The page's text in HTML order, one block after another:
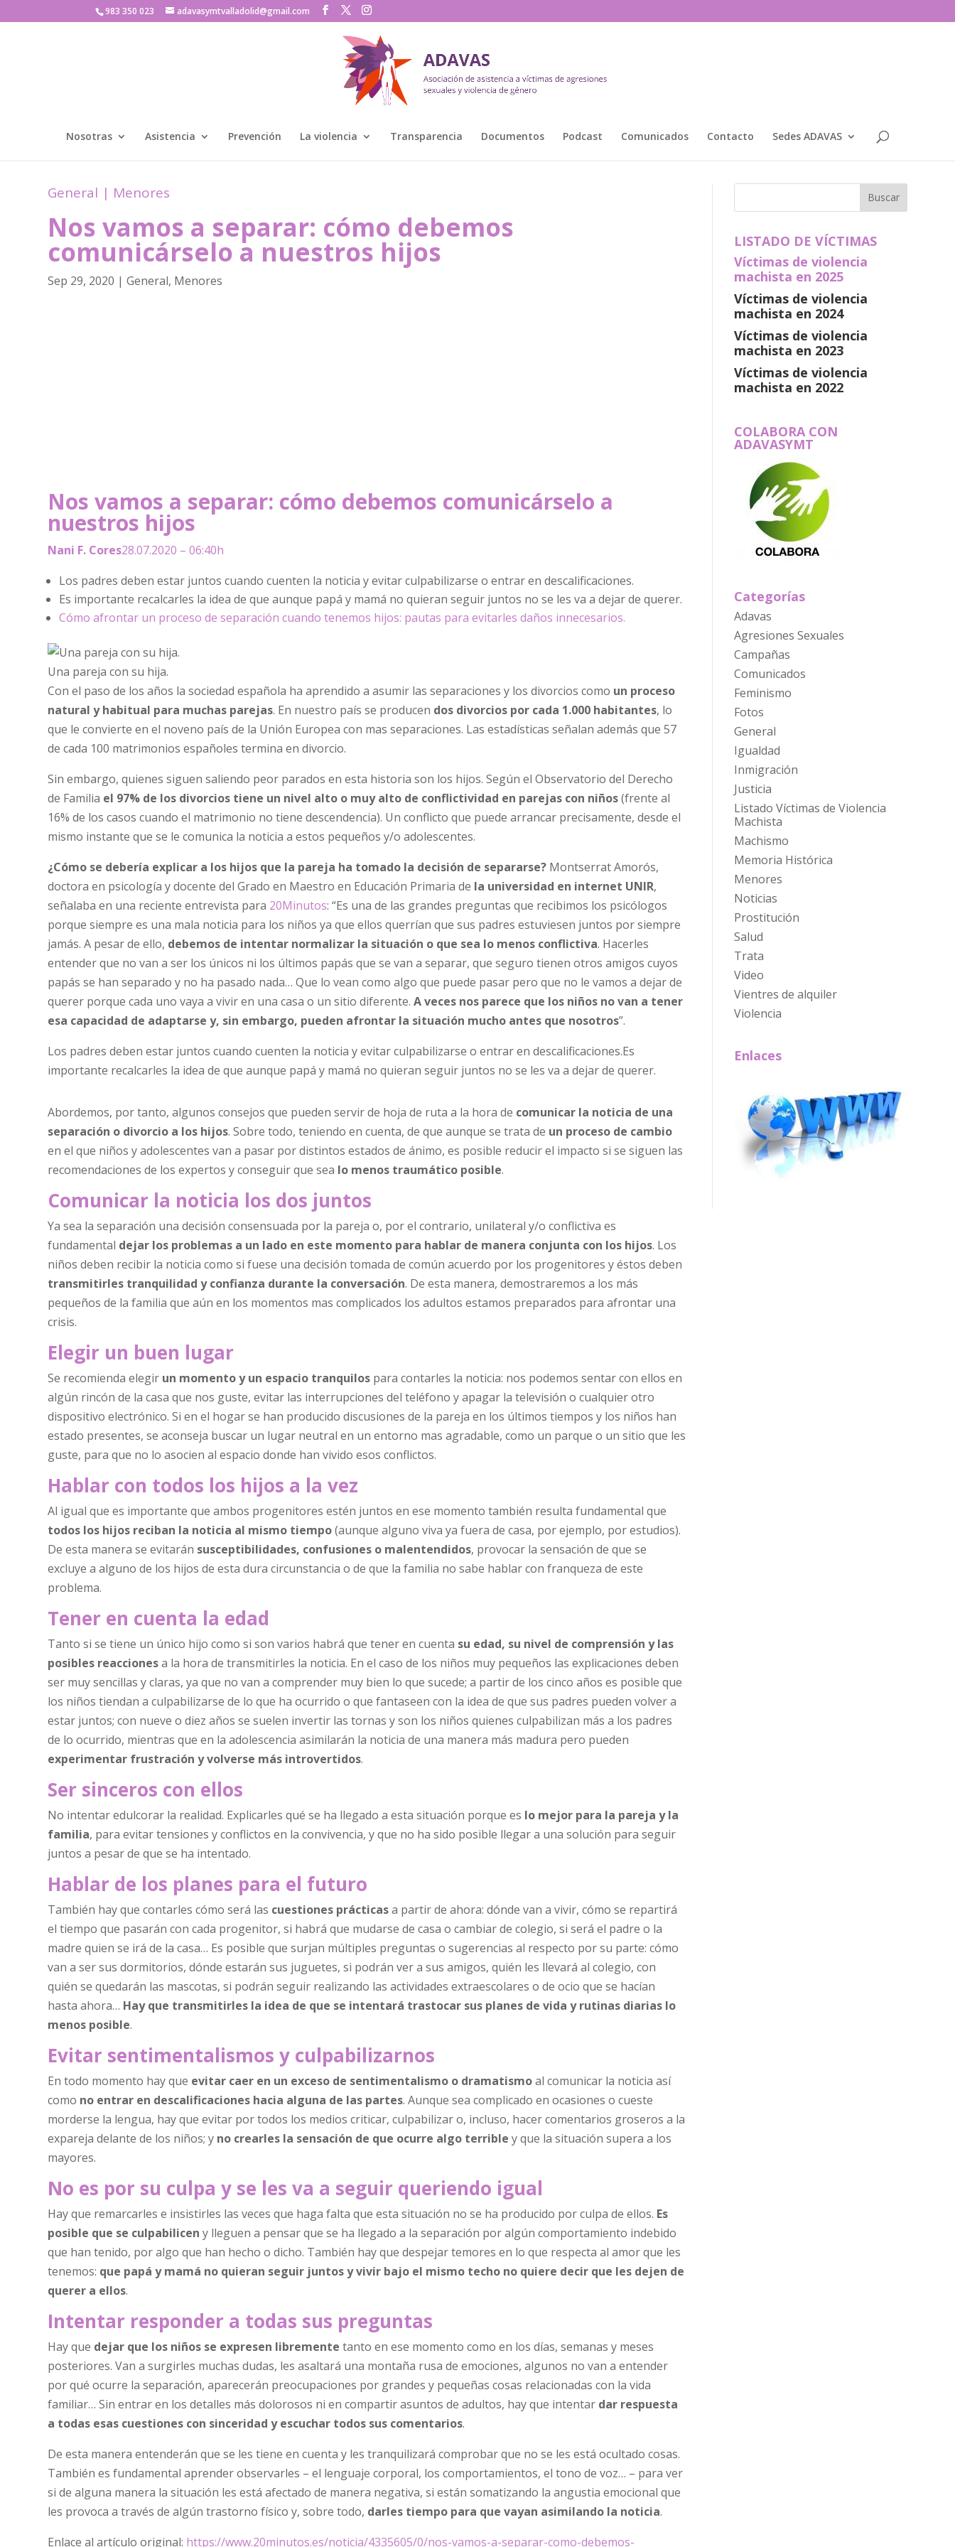
983 350 023 adavasymtvalladolid@gmail.com
Nosotras Asistencia Prevención La violencia Transparencia Documentos Podcast Comunicados Contacto Sedes ADAVAS
General | Menores
Nos vamos a separar: cómo debemos
comunicárselo a nuestros hijos
Sep 29, 2020 |General, Menores
Nos vamos a separar: cómo debemos comunicárselo a
nuestros hijos
Nani F. Cores28.07.2020 – 06:40h
Los padres deben estar juntos cuando cuenten la noticia y evitar culpabilizarse o entrar en descalificaciones.
Es importante recalcarles la idea de que aunque papá y mamá no quieran seguir juntos no se les va a dejar de querer.
Cómo afrontar un proceso de separación cuando tenemos hijos: pautas para evitarles daños innecesarios.
Una pareja con su hija.
Con el paso de los años la sociedad española ha aprendido a asumir las separaciones y los divorcios como un proceso
natural y habitual para muchas parejas. En nuestro país se producen dos divorcios por cada 1.000 habitantes, lo
que le convierte en el noveno país de la Unión Europea con mas separaciones. Las estadísticas señalan además que 57
de cada 100 matrimonios españoles termina en divorcio.
Sin embargo, quienes siguen saliendo peor parados en esta historia son los hijos. Según el Observatorio del Derecho
de Familia el 97% de los divorcios tiene un nivel alto o muy alto de conflictividad en parejas con niños(frente al
16% de los casos cuando el matrimonio no tiene descendencia). Un conflicto que puede arrancar precisamente, desde el
mismo instante que se le comunica la noticia a estos pequeños y/o adolescentes.
¿Cómo se debería explicar a los hijos que la pareja ha tomado la decisión de separarse? Montserrat Amorós,
doctora en psicología y docente del Grado en Maestro en Educación Primaria de la universidad en internet UNIR,
señalaba en una reciente entrevista para 20Minutos: “Es una de las grandes preguntas que recibimos los psicólogos
porque siempre es una mala noticia para los niños ya que ellos querrían que sus padres estuviesen juntos por siempre
jamás. A pesar de ello, debemos de intentar normalizar la situación o que sea lo menos conflictiva. Hacerles
entender que no van a ser los únicos ni los últimos papás que se van a separar, que seguro tienen otros amigos cuyos
papás se han separado y no ha pasado nada… Que lo vean como algo que puede pasar pero que no le vamos a dejar de
querer porque cada uno vaya a vivir en una casa o un sitio diferente.A veces nos parece que los niños no van a tener
esa capacidad de adaptarse y, sin embargo, pueden afrontar la situación mucho antes que nosotros”.
Los padres deben estar juntos cuando cuenten la noticia y evitar culpabilizarse o entrar en descalificaciones.Es
importante recalcarles la idea de que aunque papá y mamá no quieran seguir juntos no se les va a dejar de querer.
Abordemos, por tanto, algunos consejos que pueden servir de hoja de ruta a la hora de comunicar la noticia de una
separación o divorcio a los hijos. Sobre todo, teniendo en cuenta, de que aunque se trata de un proceso de cambio
en el que niños y adolescentes van a pasar por distintos estados de ánimo, es posible reducir el impacto si se siguen las
recomendaciones de los expertos y conseguir que sea lo menos traumático posible.
Comunicar la noticia los dos juntos
Ya sea la separación una decisión consensuada por la pareja o, por el contrario, unilateral y/o conflictiva es
fundamental dejar los problemas a un lado en este momento para hablar de manera conjunta con los hijos. Los
niños deben recibir la noticia como si fuese una decisión tomada de común acuerdo por los progenitores y éstos deben
transmitirles tranquilidad y confianza durante la conversación. De esta manera, demostraremos a los más
pequeños de la familia que aún en los momentos mas complicados los adultos estamos preparados para afrontar una
crisis.
Elegir un buen lugar
Se recomienda elegir un momento y un espacio tranquilos para contarles la noticia: nos podemos sentar con ellos en
algún rincón de la casa que nos guste, evitar las interrupciones del teléfono y apagar la televisión o cualquier otro
dispositivo electrónico. Si en el hogar se han producido discusiones de la pareja en los últimos tiempos y los niños han
estado presentes, se aconseja buscar un lugar neutral en un entorno mas agradable, como un parque o un sitio que les
guste, para que no lo asocien al espacio donde han vivido esos conflictos.
Hablar con todos los hijos a la vez
Al igual que es importante que ambos progenitores estén juntos en ese momento también resulta fundamental que
todos los hijos reciban la noticia al mismo tiempo(aunque alguno viva ya fuera de casa, por ejemplo, por estudios).
De esta manera se evitarán susceptibilidades, confusiones o malentendidos, provocar la sensación de que se
excluye a alguno de los hijos de esta dura circunstancia o de que la familia no sabe hablar con franqueza de este
problema.
Tener en cuenta la edad
Tanto si se tiene un único hijo como si son varios habrá que tener en cuenta su edad, su nivel de comprensión y las
posibles reaccionesa la hora de transmitirles la noticia. En el caso de los niños muy pequeños las explicaciones deben
ser muy sencillas y claras, ya que no van a comprender muy bien lo que sucede; a partir de los cinco años es posible que
los niños tiendan a culpabilizarse de lo que ha ocurrido o que fantaseen con la idea de que sus padres pueden volver a
estar juntos; con nueve o diez años se suelen invertir las tornas y son los niños quienes culpabilizan más a los padres
de lo ocurrido, mientras que en la adolescencia asimilarán la noticia de una manera más madura pero pueden
experimentar frustración y volverse más introvertidos.
Ser sinceros con ellos
No intentar edulcorar la realidad. Explicarles qué se ha llegado a esta situación porque es lo mejor para la pareja y la
familia, para evitar tensiones y conflictos en la convivencia, y que no ha sido posible llegar a una solución para seguir
juntos a pesar de que se ha intentado.
Hablar de los planes para el futuro
También hay que contarles cómo será las cuestiones prácticasa partir de ahora: dónde van a vivir, cómo se repartirá
el tiempo que pasarán con cada progenitor, si habrá que mudarse de casa o cambiar de colegio, si será el padre o la
madre quien se irá de la casa… Es posible que surjan múltiples preguntas o sugerencias al respecto por su parte: cómo
van a ser sus dormitorios, dónde estarán sus juguetes, si podrán ver a sus amigos, quién les llevará al colegio, con
quién se quedarán las mascotas, si podrán seguir realizando las actividades extraescolares o de ocio que se hacían
hasta ahora… Hay que transmitirles la idea de que se intentará trastocar sus planes de vida y rutinas diarias lo
menos posible.
Evitar sentimentalismos y culpabilizarnos
En todo momento hay que evitar caer en un exceso de sentimentalismo o dramatismoal comunicar la noticia así
como no entrar en descalificaciones hacia alguna de las partes. Aunque sea complicado en ocasiones o cueste
morderse la lengua, hay que evitar por todos los medios criticar, culpabilizar o, incluso, hacer comentarios groseros a la
expareja delante de los niños; y no crearles la sensación de que ocurre algo terrible y que la situación supera a los
mayores.
No es por su culpa y se les va a seguir queriendo igual
Hay que remarcarles e insistirles las veces que haga falta que esta situación no se ha producido por culpa de ellos. Es
posible que se culpabilicen y lleguen a pensar que se ha llegado a la separación por algún comportamiento indebido
que han tenido, por algo que han hecho o dicho. También hay que despejar temores en lo que respecta al amor que les
tenemos: que papá y mamá no quieran seguir juntos y vivir bajo el mismo techo no quiere decir que les dejen de
querer a ellos.
Intentar responder a todas sus preguntas
Hay que dejar que los niños se expresen libremente tanto en ese momento como en los días, semanas y meses
posteriores. Van a surgirles muchas dudas, les asaltará una montaña rusa de emociones, algunos no van a entender
por qué ocurre la separación, aparecerán preocupaciones por grandes y pequeñas cosas relacionadas con la vida
familiar… Sin entrar en los detalles más dolorosos ni en compartir asuntos de adultos, hay que intentar dar respuesta
a todas esas cuestiones con sinceridad y escuchar todos sus comentarios.
De esta manera entenderán que se les tiene en cuenta y les tranquilizará comprobar que no se les está ocultado cosas.
También es fundamental aprender observarles – el lenguaje corporal, los comportamientos, el tono de voz… – para ver
si de alguna manera la situación les está afectado de manera negativa, si están somatizando la angustia emocional que
les provoca a través de algún trastorno físico y, sobre todo, darles tiempo para que vayan asimilando la noticia.
Enlace al artículo original: https://www.20minutos.es/noticia/4335605/0/nos-vamos-a-separar-como-debemos-
LISTADO DE VÍCTIMAS
Víctimas de violencia
machista en 2025
Víctimas de violencia
machista en 2024
Víctimas de violencia
machista en 2023
Víctimas de violencia
machista en 2022
COLABORA CON
ADAVASYMT
Categorías
Adavas
Agresiones Sexuales
Campañas
Comunicados
Feminismo
Fotos
General
Igualdad
Inmigración
Justicia
Listado Víctimas de Violencia
Machista
Machismo
Memoria Histórica
Menores
Noticias
Prostitución
Salud
Trata
Video
Vientres de alquiler
Violencia
Enlaces